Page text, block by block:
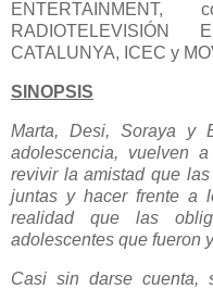
RADIOTELEVISIÓN
CATALUNYA, ICEC y
SINOPSIS
Marta, Desi, Soraya y
adolescencia, vuelven
revivir la amistad que
juntas y hacer frente a
realidad que las
adolescentes que fueron
Casi sin darse cuenta,